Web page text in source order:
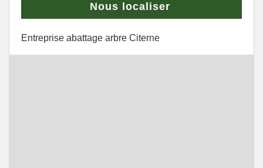
Nous localiser
Entreprise abattage arbre Citerne